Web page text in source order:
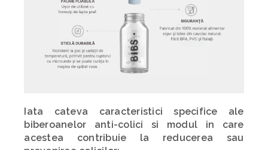
Iata cateva caracteristici specifice ale
biberoanelor anti-colici si modul in care
acestea contribuie la reducerea sau